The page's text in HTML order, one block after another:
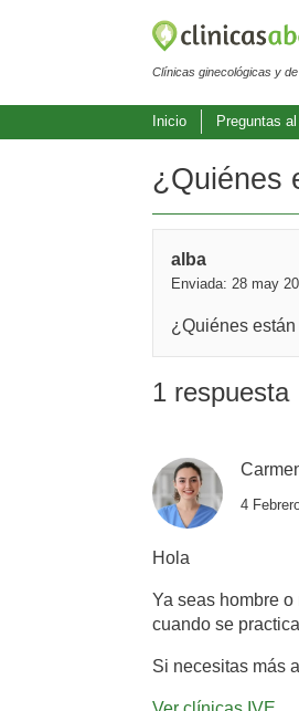
Clínicas ginecológicas y
Inicio Preguntas
¿Quiénes
alba
Enviada: 28 may
¿Quiénes
1 respuesta
4
Hola
Ya seas hombre
cuando se
Si necesitas más